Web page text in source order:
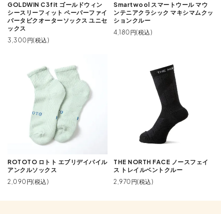
GOLDWIN C3fit ゴールドウィン
シースリーフィット ペーパーファイ
バータビクオーターソックス ユニセ
ックス
3,300円(税込)
Smartwool スマートウール マウ
ンテニアクラシック マキシマムクッ
ションクルー
4,180円(税込)
ROTOTO ロトト エブリデイパイル
アンクルソックス
2,090円(税込)
THE NORTH FACE ノースフェイ
ス トレイルベントクルー
2,970円(税込)